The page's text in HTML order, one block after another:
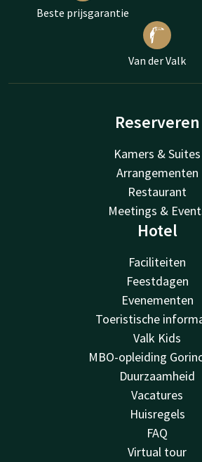
Beste prijsgarantie
Van der Valk
Reserveren
Kamers & Suites
Arrangementen
Restaurant
Meetings &
Hotel
Faciliteiten
Feestdagen
Evenementen
Toeristische
Valk Kids
MBO-opleiding
Duurzaamheid
Vacatures
Huisregels
FAQ
Virtual tour